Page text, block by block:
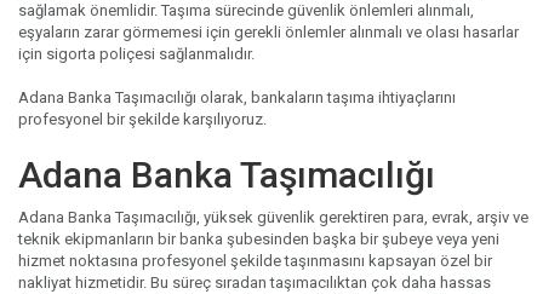
sağlamak önemlidir. Taşıma sürecinde güvenlik önlemleri alınmalı,
eşyaların zarar görmemesi için gerekli önlemler alınmalı ve olası hasarlar
için sigorta poliçesi sağlanmalıdır.
Adana Banka Taşımacılığı olarak, bankaların taşıma ihtiyaçlarını
profesyonel bir şekilde karşılıyoruz.
Adana Banka Taşımacılığı
Adana Banka Taşımacılığı, yüksek güvenlik gerektiren para, evrak, arşiv ve
teknik ekipmanların bir banka şubesinden başka bir şubeye veya yeni
hizmet noktasına profesyonel şekilde taşınmasını kapsayan özel bir
nakliyat hizmetidir. Bu süreç sıradan taşımacılıktan çok daha hassas